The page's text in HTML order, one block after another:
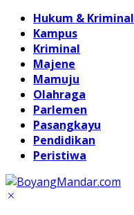
Hukum & Kriminal
Kampus
Kriminal
Majene
Mamuju
Olahraga
Parlemen
Pasangkayu
Pendidikan
Peristiwa